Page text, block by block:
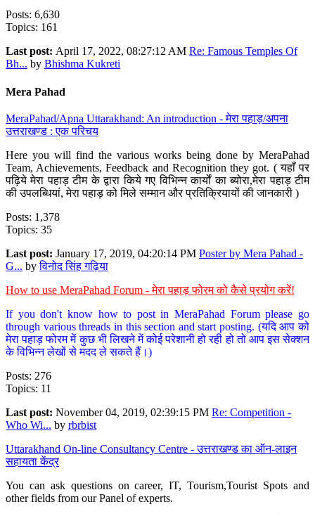
Posts: 6,630
Topics: 161
Last post: April 17, 2022, 08:27:12 AM Re: Famous Temples Of
Bh... by Bhishma Kukreti
Mera Pahad
MeraPahad/Apna Uttarakhand: An introduction - मेरा पहाड़/अपना
उत्तराखण्ड : एक परिचय
Here you will find the various works being done by MeraPahad
Team, Achievements, Feedback and Recognition they got. ( यहाँ पर
पढ़िये मेरा पहाड़ टीम के द्वारा किये गए विभिन्न कार्यों का ब्योरा,मेरा पहाड़ टीम
की उपलब्धियां, मेरा पहाड़ को मिले सम्मान और प्रतिक्रियायों की जानकारी )
Posts: 1,378
Topics: 35
Last post: January 17, 2019, 04:20:14 PM Poster by Mera Pahad -
G... byविनोद सिंह गढ़िया
How to use MeraPahad Forum - मेरा पहाड़ फोरम को कैसे प्रयोग करें!
If you don't know how to post in MeraPahad Forum please go
through various threads in this section and start posting. (यदि आप को
मेरा पहाड़ फोरम में कुछ भी लिखने में कोई परेशानी हो रही हो तो आप इस सेक्शन
के विभिन्न लेखों से मदद ले सकते हैं।)
Posts: 276
Topics: 11
Last post: November 04, 2019, 02:39:15 PM Re: Competition -
Who Wi... by rbrbist
Uttarakhand On-line Consultancy Centre - उत्तराखण्ड का ऑन-लाइन
सहायता केंद्र
You can ask questions on career, IT, Tourism,Tourist Spots and
other fields from our Panel of experts.